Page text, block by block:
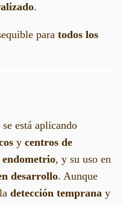
.
para todos los
se está aplicando
y centros de
endometrio, y su uso en
desarrollo. Aunque
detección temprana y